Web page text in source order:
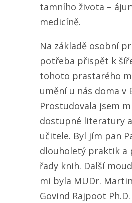
tamního života –
medicíně.
Na základě osobní
potřeba přispět k
tohoto prastarého
umění u nás doma v
Prostudovala jsem
dostupné literatury
učitele. Byl jím pan
dlouholetý praktik a
řady knih. Další
mi byla MUDr.
Govind Rajpoot